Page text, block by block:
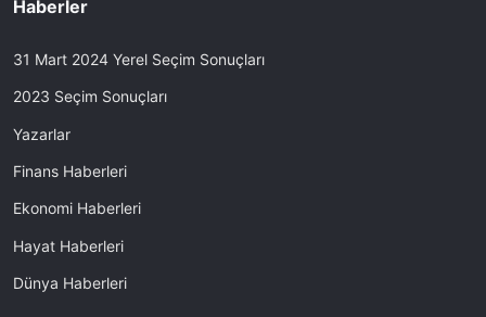
Haberler
31 Mart 2024 Yerel Seçim Sonuçları
2023 Seçim Sonuçları
Yazarlar
Finans Haberleri
Ekonomi Haberleri
Hayat Haberleri
Dünya Haberleri